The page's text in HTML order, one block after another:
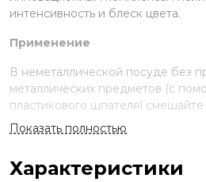
интенсивность и блеск цвета.
Применение
В неметаллической посуде без
металлических предметов (с
пластикового шпателя)
пропорции с крем-краской или
до получения однородной
смешивания находится в
Показать полностью
Характеристики